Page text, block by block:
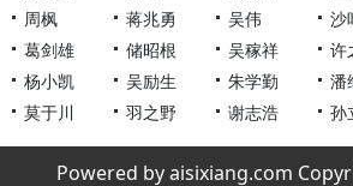
周枫
蒋兆勇 吴伟 沙
葛剑雄
储昭根 吴稼祥 许
杨小凯
吴励生 朱学勤 潘
莫于川
羽之野 谢志浩 孙
Powered by aisixiang.com